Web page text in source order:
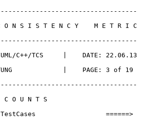
O N S I S T E N C Y    M E T R I C
UML/C++/TCS     |    DATE: 22.06.13
|    PAGE: 3 of 19
O U N T S
TestCases                  ======>